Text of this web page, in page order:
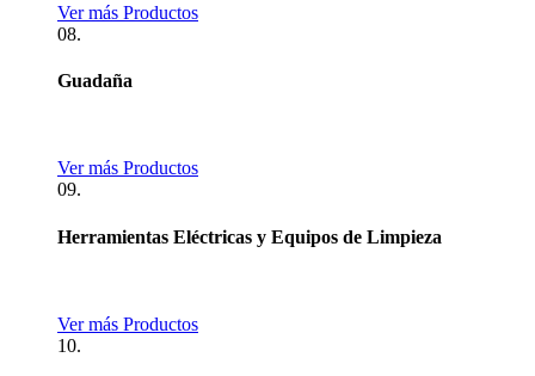
Ver más Productos
08.
Guadaña
Ver más Productos
09.
Herramientas Eléctricas y Equipos de Limpieza
Ver más Productos
10.